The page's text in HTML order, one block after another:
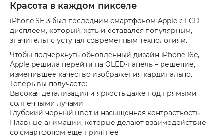
Красота в каждом пикселе
iPhone SE 3 был последним смартфоном Apple с LCD-
дисплеем, который, хоть и оставался популярным,
значительно уступал современным технологиям.
Чтобы подчеркнуть обновленный дизайн iPhone 16e,
Apple решила перейти на OLED-панель – решение,
изменившее качество изображения кардинально.
Теперь вы получаете:
Высокая детализация и яркость даже под прямыми
солнечными лучами
Глубокий черный цвет и насыщенная контрастность
Плавные анимации, которые делают взаимодействие
со смартфоном еще приятнее